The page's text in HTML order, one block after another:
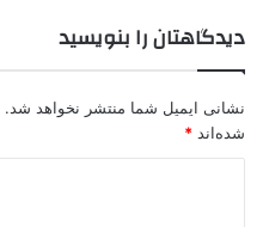
دیدگاهتان را بنویسید
نشانی ایمیل شما منتشر نخواهد شد.
شده‌اند *